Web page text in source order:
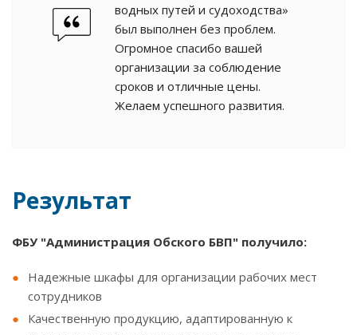
водных путей и судоходства»
был выполнен без проблем.
Огромное спасибо вашей
организации за соблюдение
сроков и отличные цены.
Желаем успешного развития.
Результат
ФБУ "Администрация Обского БВП" получило:
Надежные шкафы для организации рабочих мест
сотрудников
Качественную продукцию, адаптированную к